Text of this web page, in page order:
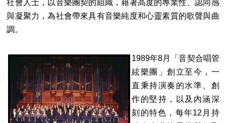
社會人士，以音樂團契的組織，藉著高度的專業性、認同感
與凝聚力，為社會帶來具有音樂純度和心靈素質的歌聲與曲
調。
1989年8月「音契合唱管
絃樂團」創立至今，一
直秉持演奏的水準、創
作的堅持，以及內涵深
刻的特色，每年12月持